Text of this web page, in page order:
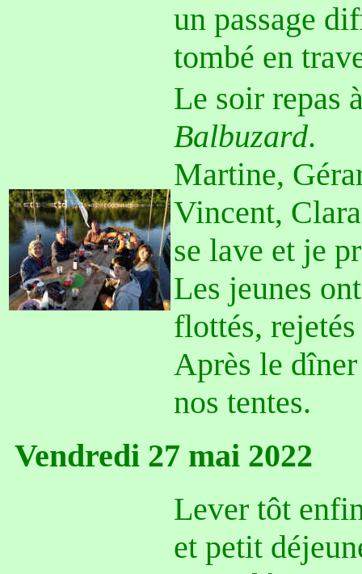
un passage
tombé en
Le soir repas
Balbuzard.
Martine, Géra
Vincent,
se lave et je
Les jeunes
flottés,
Après le
nos tentes.
Vendredi 27 mai 2022
Lever tôt
et petit